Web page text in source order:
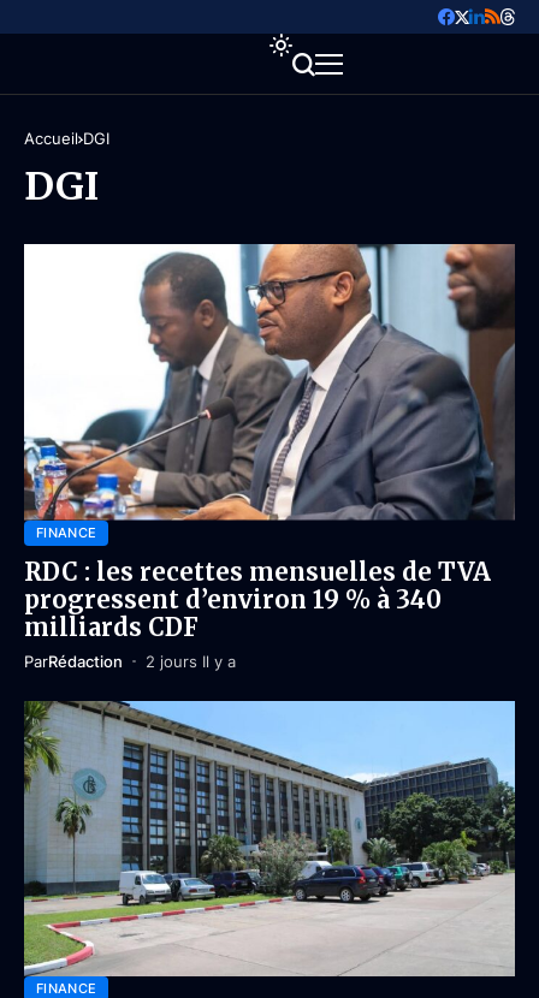
Accueil DGI
DGI
FINANCE
RDC : les recettes mensuelles de TVA
progressent d’environ 19 % à 340
milliards CDF
ParRédaction 2 jours Il y a
FINANCE